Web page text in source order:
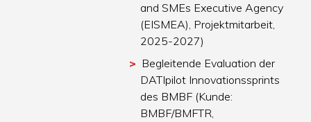
and SMEs Executive Agency
(EISMEA), Projektmitarbeit,
2025-2027)
Begleitende Evaluation der
DATIpilot Innovationssprints
des BMBF (Kunde:
BMBF/BMFTR,